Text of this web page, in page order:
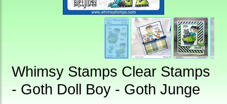
Whimsy Stamps Clear Stamps
- Goth Doll Boy - Goth Junge